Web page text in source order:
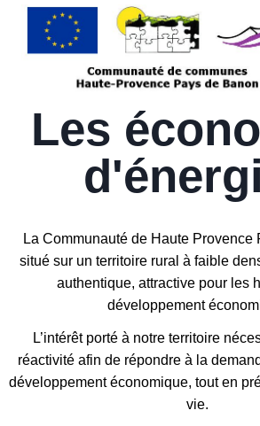
Les
La Communauté de Haute Provence
situé sur un territoire rural à faible
authentique, attractive pour les
développement
L’intérêt porté à notre territoire
réactivité afin de répondre à la
développement économique, tout en
vie.